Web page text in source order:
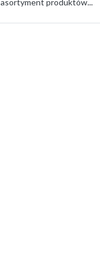
asortyment produktów...